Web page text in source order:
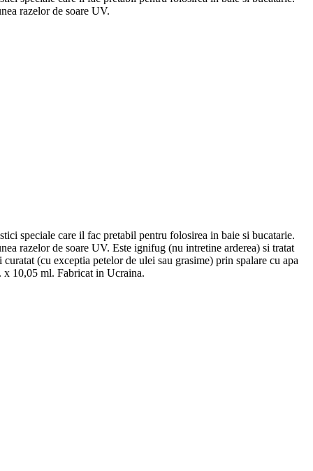
razelor de soare UV.
speciale care il fac pretabil pentru folosirea in baie si bucatarie.
razelor de soare UV. Este ignifug (nu intretine arderea) si tratat
(cu exceptia petelor de ulei sau grasime) prin spalare cu apa
x 10,05 ml. Fabricat in Ucraina.